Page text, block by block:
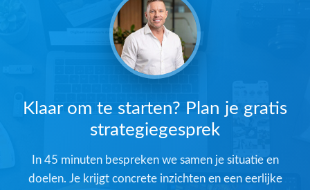
Klaar om te starten? Plan je gratis
strategiegesprek
In 45 minuten bespreken we samen je situatie en
doelen. Je krijgt concrete inzichten en een eerlijke